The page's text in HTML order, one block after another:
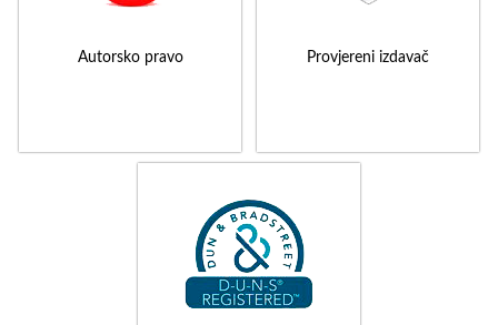
Autorsko pravo Provjereni izdavač